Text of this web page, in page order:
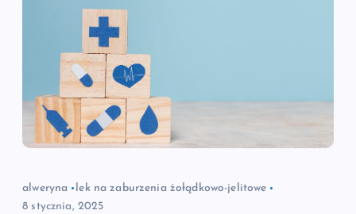
alweryna
lek na zaburzenia żołądkowo-jelitowe
8 stycznia, 2025